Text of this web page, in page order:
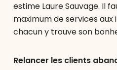
estime Laure Sauvage. Il
maximum de services
chacun y trouve son
Relancer les clients